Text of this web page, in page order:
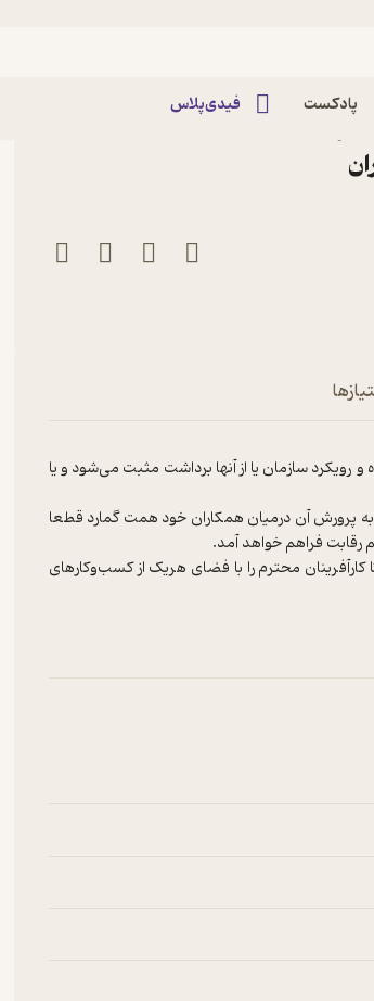
پادکست فیدی‌پلاس
سازمان یا از آنها برداشت مثبت می‌شود و یا
پرورش آن درمیان همکاران خود همت گمارد قطعا
محترم را با فضای هریک از کسب‌وکارهای
و محصولات وابسته در ایران را مورد تجزیه و